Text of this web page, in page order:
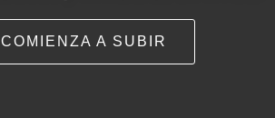
COMIENZA A SUBIR